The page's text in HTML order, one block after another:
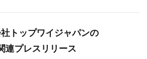
トップワイジャパンの
連プレスリリース